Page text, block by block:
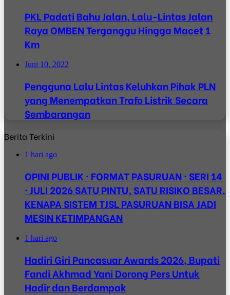
PKL Padati Bahu Jalan, Lalu-Lintas Jalan
Raya OMBEN Terganggu Hingga Macet 1
Km
Juni 10, 2022
Pengguna Lalu Lintas Keluhkan Pihak PLN
yang Menempatkan Trafo Listrik Secara
Sembarangan
Berita Terkini
1 hari ago
OPINI PUBLIK · FORMAT PASURUAN · SERI 14
· JULI 2026 SATU PINTU, SATU RISIKO BESAR.
KENAPA SISTEM TJSL PASURUAN BISA JADI
MESIN KETIMPANGAN
1 hari ago
Hadiri Giri Pancasuar Awards 2026, Bupati
Fandi Akhmad Yani Dorong Pers Untuk
Hadir dan Berdampak